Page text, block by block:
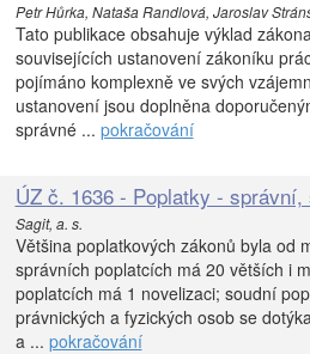
Petr Hůrka, Nataša Randlová, Jaroslav
Tato publikace obsahuje výklad
souvisejících ustanovení zákoníku
pojímáno komplexně ve svých
ustanovení jsou doplněna
správné ... pokračování
ÚZ č. 1636 - Poplatky -
Sagit, a. s.
Většina poplatkových zákonů byla od
správních poplatcích má 20 větších i
poplatcích má 1 novelizaci; soudní
právnických a fyzických osob se
a ... pokračování